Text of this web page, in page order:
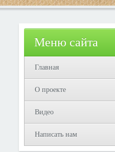
Меню сайта
Главная
О проекте
Видео
Написать нам